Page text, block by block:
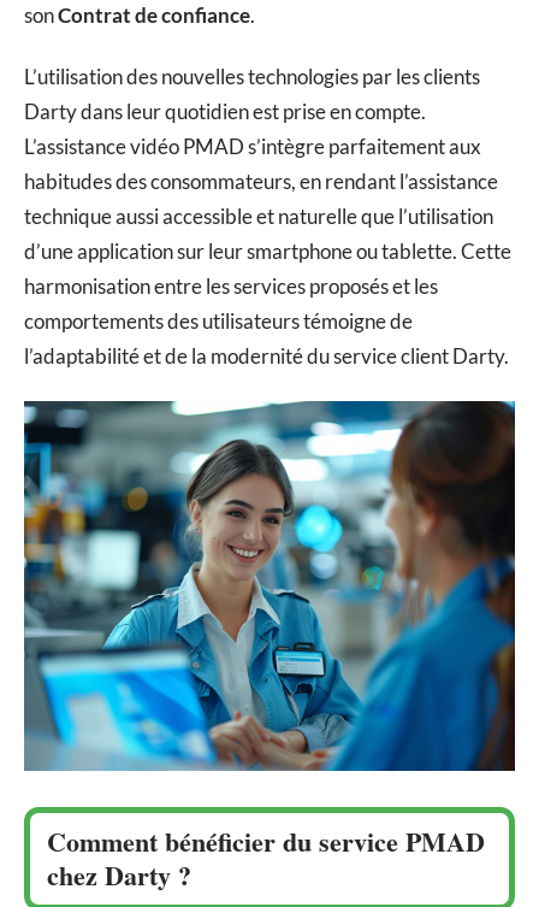
sonContrat de confiance.
L’utilisation des nouvelles technologies par les clients
Darty dans leur quotidien est prise en compte.
L’assistance vidéo PMAD s’intègre parfaitement aux
habitudes des consommateurs, en rendant l’assistance
technique aussi accessible et naturelle que l’utilisation
d’une application sur leur smartphone ou tablette. Cette
harmonisation entre les services proposés et les
comportements des utilisateurs témoigne de
l’adaptabilité et de la modernité du service client Darty.
Comment bénéficier du service PMAD
chez Darty ?